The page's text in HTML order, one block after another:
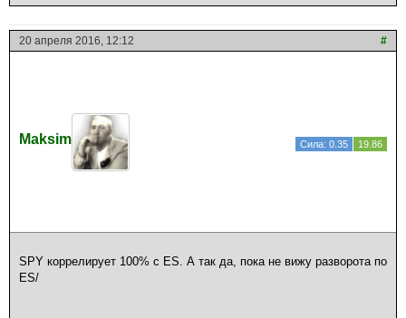
20 апреля 2016, 12:12 #
Maksim Сила: 0.35 19.86
SPY коррелирует 100% с ES. А так да, пока не вижу разворота по
ES/